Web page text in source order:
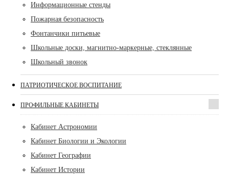
Информационные стенды
Пожарная безопасность
Фонтанчики питьевые
Школьные доски, магнитно-маркерные, стеклянные
Школьный звонок
ПАТРИОТИЧЕСКОЕ ВОСПИТАНИЕ
ПРОФИЛЬНЫЕ КАБИНЕТЫ
Кабинет Астрономии
Кабинет Биологии и Экологии
Кабинет Географии
Кабинет Истории